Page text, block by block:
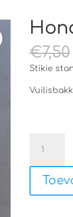
€7,50
Stikie
poopie
bag
aantal